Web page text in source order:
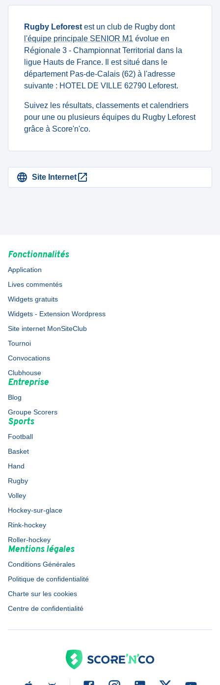
Rugby Leforest est un club de Rugby dont
l'équipe principale SENIOR M1 évolue en
Régionale 3 - Championnat Territorial dans la
ligue Hauts de France. Il est situé dans le
département Pas-de-Calais (62) à l'adresse
suivante : HOTEL DE VILLE 62790 Leforest.
Suivez les résultats, classements et calendriers
pour une ou plusieurs équipes du Rugby Leforest
grâce à Score'n'co.
Site Internet
Fonctionnalités
Application
Lives commentés
Widgets gratuits
Widgets - Extension Wordpress
Site internet MonSiteClub
Tournoi
Convocations
Clubhouse
Entreprise
Blog
Groupe Scorers
Sports
Football
Basket
Hand
Rugby
Volley
Hockey-sur-glace
Rink-hockey
Roller-hockey
Mentions légales
Conditions Générales
Politique de confidentialité
Charte sur les cookies
Centre de confidentialité